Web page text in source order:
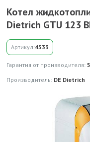
Котел
Dietrich GTU 123
Артикул:4533
Гарантия от производителя:
Производитель: DE Dietrich